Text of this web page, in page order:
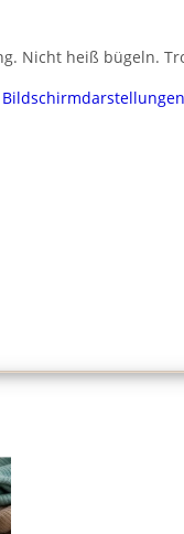
Nicht heiß bügeln.